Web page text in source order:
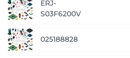
ERJ-
S03F6200V
025188828